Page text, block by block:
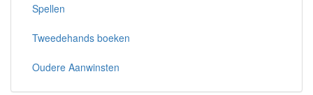
Spellen
Tweedehands boeken
Oudere Aanwinsten